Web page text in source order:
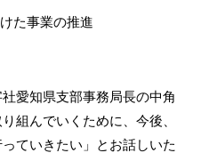
た事業の推進
愛知県支部事務局長の中角
組んでいくために、今後、
ていきたい」とお話しいた